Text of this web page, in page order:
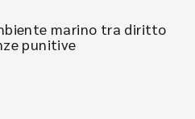
marino tra diritto
punitive